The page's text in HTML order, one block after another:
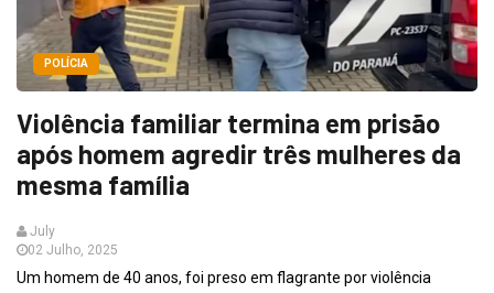
POLÍCIA
Violência familiar termina em prisão
após homem agredir três mulheres da
mesma família
July
02 Julho, 2025
Um homem de 40 anos, foi preso em flagrante por violência